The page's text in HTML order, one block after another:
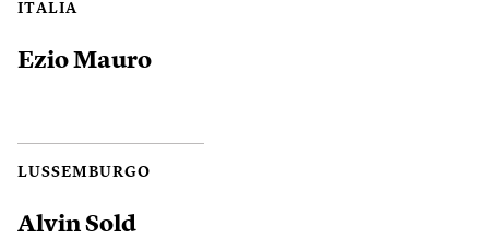
ITALIA
Ezio Mauro
LUSSEMBURGO
Alvin Sold